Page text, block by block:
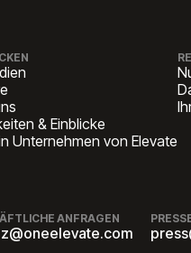
& Einblicke
Unternehmen von Elevate
ANFRAGEN